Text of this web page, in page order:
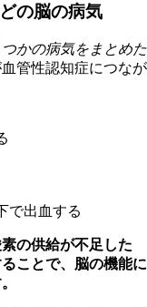
の脳の病気
かの病気をまとめた
管性認知症につなが
で出血する
の供給が不足した
ことで、脳の機能に